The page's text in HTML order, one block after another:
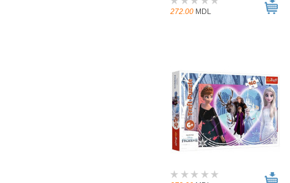
272.00 MDL